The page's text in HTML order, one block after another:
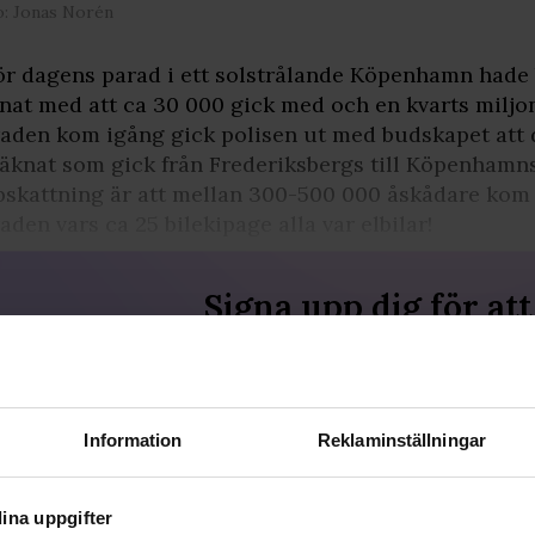
Information Reklaminställningar
uppgifter
Jonas Norén
dagens parad i ett solstrålande Köpenhamn
med att ca 30 000 gick med och en kvarts
kom igång gick polisen ut med budskapet att
som gick från Frederiksbergs till
är att mellan 300-500 000 åskådare
Signa upp dig för att
du får dessutom våra nyhetsbrev.